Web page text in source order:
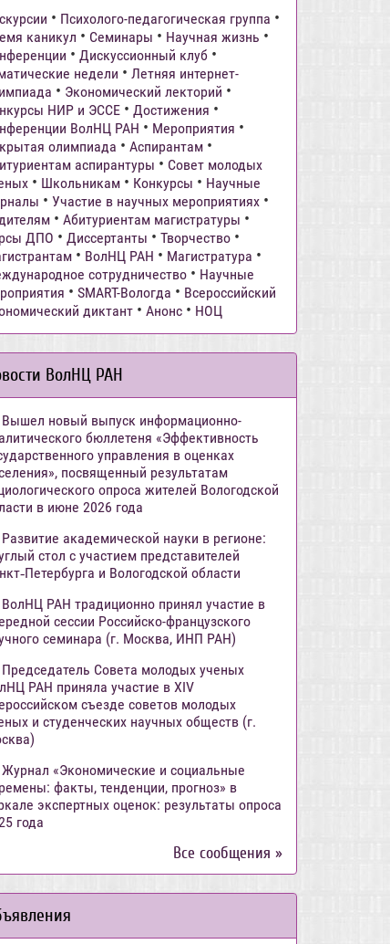
• Психолого-педагогическая группа •
каникул • Семинары • Научная жизнь •
• Дискуссионный клуб •
недели • Летняя интернет-
• Экономический лекторий •
НИР и ЭССЕ • Достижения •
ВолНЦ РАН • Мероприятия •
олимпиада • Аспирантам •
аспирантуры • Совет молодых
• Школьникам • Конкурсы • Научные
• Участие в научных мероприятиях •
• Абитуриентам магистратуры •
ДПО • Диссертанты • Творчество •
• ВолНЦ РАН • Магистратура •
сотрудничество • Научные
• SMART-Вологда • Всероссийский
диктант • Анонс • НОЦ
ВолНЦ РАН
Вышел новый выпуск информационно-
бюллетеня «Эффективность
управления в оценках
посвященный результатам
опроса жителей Вологодской
в июне 2026 года
Развитие академической науки в регионе:
стол с участием представителей
и Вологодской области
ВолНЦ РАН традиционно принял участие в
сессии Российско-французского
семинара (г. Москва, ИНП РАН)
Председатель Совета молодых ученых
РАН приняла участие в XIV
съезде советов молодых
и студенческих научных обществ (г.
Журнал «Экономические и социальные
факты, тенденции, прогноз» в
экспертных оценок: результаты опроса
года
Все сообщения »